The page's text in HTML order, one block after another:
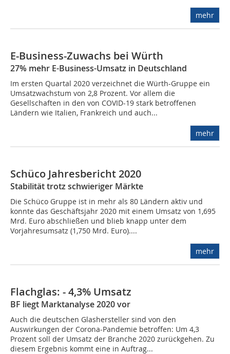
mehr
E-Business-Zuwachs bei Würth
27% mehr E-Business-Umsatz in Deutschland
Im ersten Quartal 2020 verzeichnet die Würth-Gruppe ein
Umsatzwachstum von 2,8 Prozent. Vor allem die
Gesellschaften in den von COVID-19 stark betroffenen
Ländern wie Italien, Frankreich und auch...
mehr
Schüco Jahresbericht 2020
Stabilität trotz schwieriger Märkte
Die Schüco Gruppe ist in mehr als 80 Ländern aktiv und
konnte das Geschäftsjahr 2020 mit einem Umsatz von 1,695
Mrd. Euro abschließen und blieb knapp unter dem
Vorjahresumsatz (1,750 Mrd. Euro)....
mehr
Flachglas: - 4,3% Umsatz
BF liegt Marktanalyse 2020 vor
Auch die deutschen Glashersteller sind von den
Auswirkungen der Corona-Pandemie betroffen: Um 4,3
Prozent soll der Umsatz der Branche 2020 zurückgehen. Zu
diesem Ergebnis kommt eine in Auftrag...